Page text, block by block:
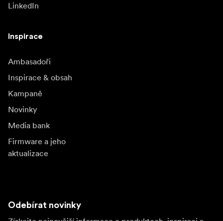
LinkedIn
Inspirace
Ambasadoři
Inspirace & obsah
Kampaně
Novinky
Media bank
Firmware a jeho
aktualizace
Odebírat novinky